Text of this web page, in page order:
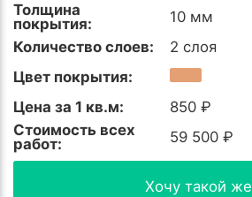
Толщина
покрытия:
10 мм
Количество слоев:
2 слоя
Цвет покрытия:
Цена за 1 кв.м:
850 ₽
Стоимость всех
работ:
59 500 ₽
Хочу такой же